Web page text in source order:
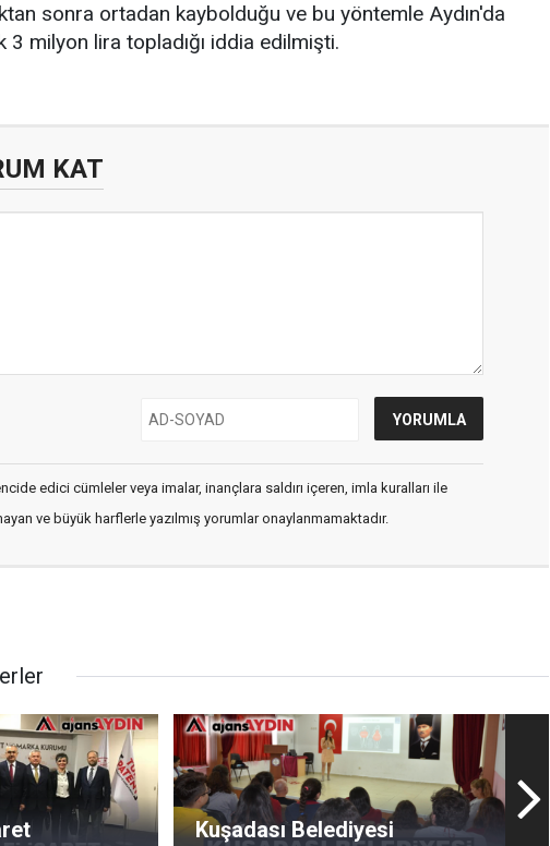
sonra ortadan kaybolduğu ve bu yöntemle Aydın'da
3 milyon lira topladığı iddia edilmişti.
KAT
edici cümleler veya imalar, inançlara saldırı içeren, imla kuralları ile
ve büyük harflerle yazılmış yorumlar onaylanmamaktadır.
Kuşadası Belediyesi